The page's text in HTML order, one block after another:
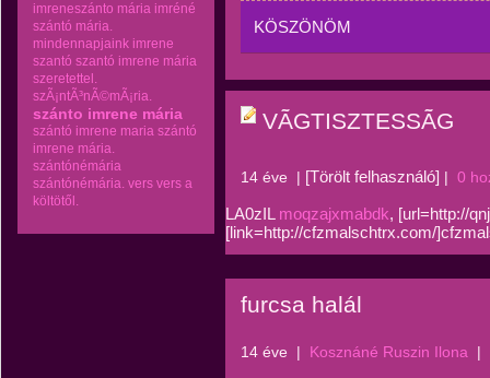
imreneszánto mária imréné
szántó mária.
mindennapjaink imrene
szantó szantó imrene mária
szeretettel.
szÃ¡ntÃ³nÃ©mÃ¡ria.
szánto imrene mária
szántó imrene maria szántó
imrene mária.
szántónémária
szántónémária. vers vers a
költötől.
KÖSZÖNÖM
VÃGTISZTESSÃG
14 éve | [Törölt felhasználó] | 0
LA0zIL moqzajxmabdk, [url=http://
[link=http://cfzmalschtrx.com/
furcsa halál
14 éve | Kosznáné Ruszin Ilona |